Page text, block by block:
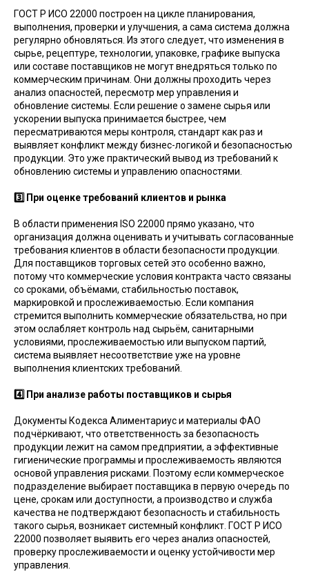
ГОСТ Р ИСО 22000 построен на цикле планирования,
выполнения, проверки и улучшения, а сама система должна
регулярно обновляться. Из этого следует, что изменения в
сырье, рецептуре, технологии, упаковке, графике выпуска
или составе поставщиков не могут внедряться только по
коммерческим причинам. Они должны проходить через
анализ опасностей, пересмотр мер управления и
обновление системы. Если решение о замене сырья или
ускорении выпуска принимается быстрее, чем
пересматриваются меры контроля, стандарт как раз и
выявляет конфликт между бизнес-логикой и безопасностью
продукции. Это уже практический вывод из требований к
обновлению системы и управлению опасностями.
3️⃣ При оценке требований клиентов и рынка
В области применения ISO 22000 прямо указано, что
организация должна оценивать и учитывать согласованные
требования клиентов в области безопасности продукции.
Для поставщиков торговых сетей это особенно важно,
потому что коммерческие условия контракта часто связаны
со сроками, объёмами, стабильностью поставок,
маркировкой и прослеживаемостью. Если компания
стремится выполнить коммерческие обязательства, но при
этом ослабляет контроль над сырьём, санитарными
условиями, прослеживаемостью или выпуском партий,
система выявляет несоответствие уже на уровне
выполнения клиентских требований.
4️⃣ При анализе работы поставщиков и сырья
Документы Кодекса Алиментариус и материалы ФАО
подчёркивают, что ответственность за безопасность
продукции лежит на самом предприятии, а эффективные
гигиенические программы и прослеживаемость являются
основой управления рисками. Поэтому если коммерческое
подразделение выбирает поставщика в первую очередь по
цене, срокам или доступности, а производство и служба
качества не подтверждают безопасность и стабильность
такого сырья, возникает системный конфликт. ГОСТ Р ИСО
22000 позволяет выявить его через анализ опасностей,
проверку прослеживаемости и оценку устойчивости мер
управления.